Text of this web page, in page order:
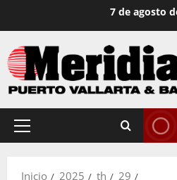
contenido
7 de agosto
Menú
Inicio 2025 th
29